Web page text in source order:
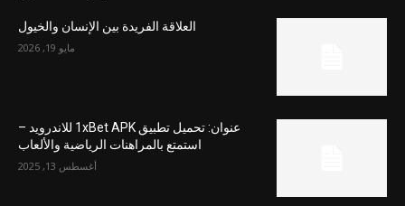
العلاقة الفريدة بين الإنسان والخيول
مايو 19, 2026
عنوان: تحميل تطبيق 1xBet APK للاندرويد –
استمتع بالمراهنات الرياضية والألعاب
أغسطس 13, 2025